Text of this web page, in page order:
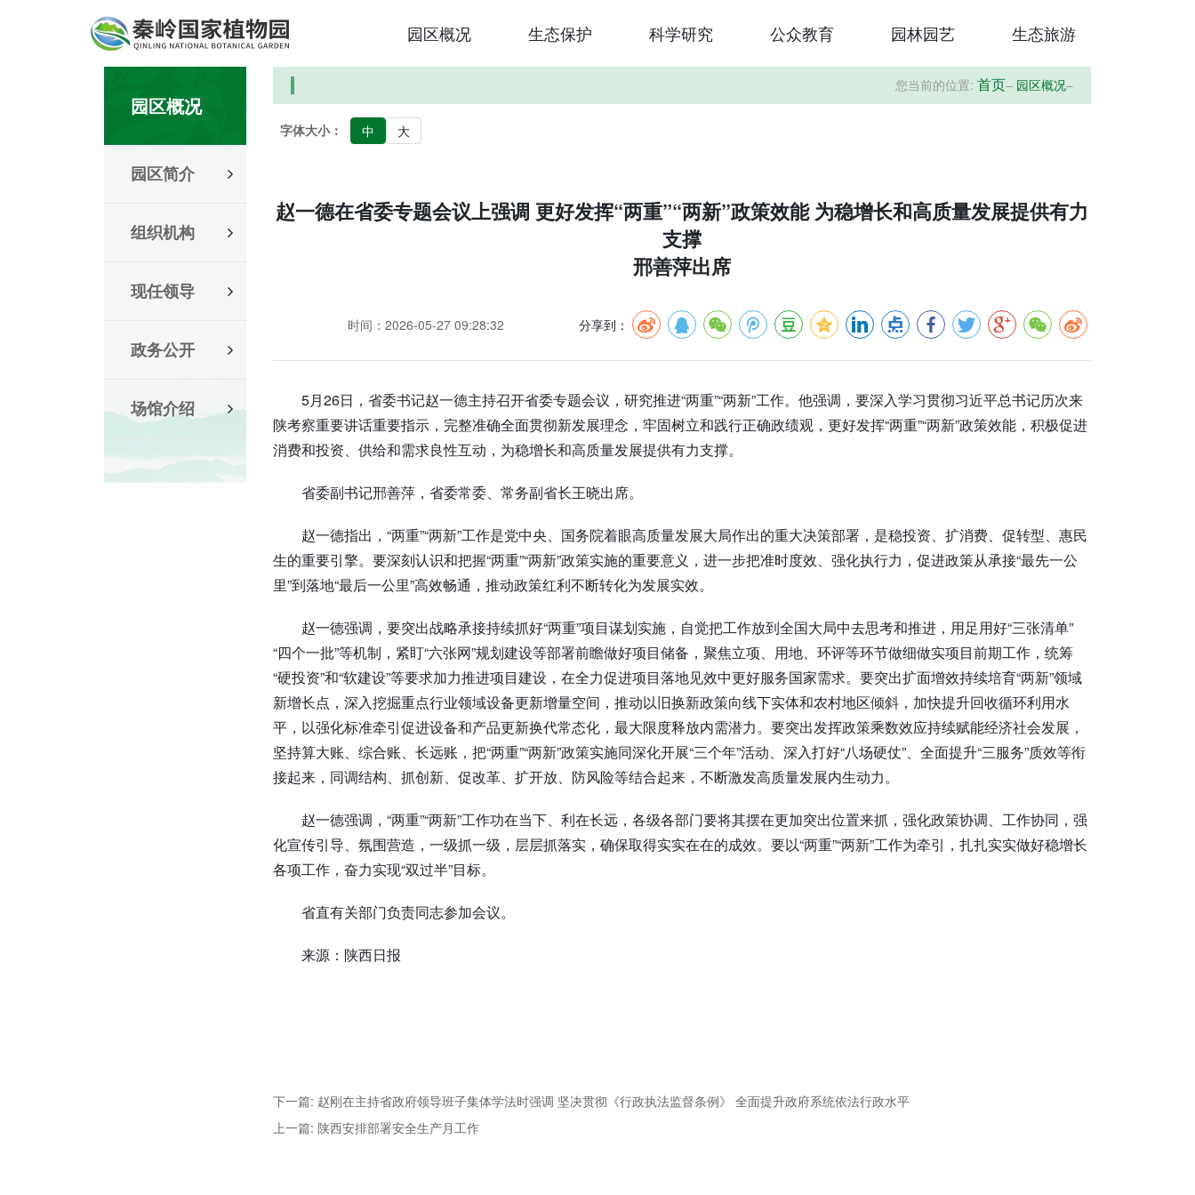
园区概况 生态保护 科学研究 公众教育 园林园艺 生态旅游
园区概况
园区简介
组织机构
现任领导
政务公开
场馆介绍
您当前的位置: 首页– 园区概况–
字体大小： 中 大
赵一德在省委专题会议上强调 更好发挥“两重”“两新”政策效能 为稳增长和高质量发展提供有力
支撑
邢善萍出席
时间：2026-05-27 09:28:32 分享到：
5月26日，省委书记赵一德主持召开省委专题会议，研究推进“两重”“两新”工作。他强调，要深入学习贯彻习近平总书记历次来
陕考察重要讲话重要指示，完整准确全面贯彻新发展理念，牢固树立和践行正确政绩观，更好发挥“两重”“两新”政策效能，积极促进
消费和投资、供给和需求良性互动，为稳增长和高质量发展提供有力支撑。
省委副书记邢善萍，省委常委、常务副省长王晓出席。
赵一德指出，“两重”“两新”工作是党中央、国务院着眼高质量发展大局作出的重大决策部署，是稳投资、扩消费、促转型、惠民
生的重要引擎。要深刻认识和把握“两重”“两新”政策实施的重要意义，进一步把准时度效、强化执行力，促进政策从承接“最先一公
里”到落地“最后一公里”高效畅通，推动政策红利不断转化为发展实效。
赵一德强调，要突出战略承接持续抓好“两重”项目谋划实施，自觉把工作放到全国大局中去思考和推进，用足用好“三张清单”
“四个一批”等机制，紧盯“六张网”规划建设等部署前瞻做好项目储备，聚焦立项、用地、环评等环节做细做实项目前期工作，统筹
“硬投资”和“软建设”等要求加力推进项目建设，在全力促进项目落地见效中更好服务国家需求。要突出扩面增效持续培育“两新”领域
新增长点，深入挖掘重点行业领域设备更新增量空间，推动以旧换新政策向线下实体和农村地区倾斜，加快提升回收循环利用水
平，以强化标准牵引促进设备和产品更新换代常态化，最大限度释放内需潜力。要突出发挥政策乘数效应持续赋能经济社会发展，
坚持算大账、综合账、长远账，把“两重”“两新”政策实施同深化开展“三个年”活动、深入打好“八场硬仗”、全面提升“三服务”质效等衔
接起来，同调结构、抓创新、促改革、扩开放、防风险等结合起来，不断激发高质量发展内生动力。
赵一德强调，“两重”“两新”工作功在当下、利在长远，各级各部门要将其摆在更加突出位置来抓，强化政策协调、工作协同，强
化宣传引导、氛围营造，一级抓一级，层层抓落实，确保取得实实在在的成效。要以“两重”“两新”工作为牵引，扎扎实实做好稳增长
各项工作，奋力实现“双过半”目标。
省直有关部门负责同志参加会议。
来源：陕西日报
下一篇: 赵刚在主持省政府领导班子集体学法时强调 坚决贯彻《行政执法监督条例》 全面提升政府系统依法行政水平
上一篇: 陕西安排部署安全生产月工作